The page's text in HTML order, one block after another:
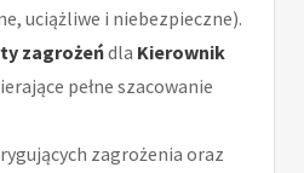
uciążliwe i niebezpieczne).
zagrożeńdla Kierownik
pełne szacowanie
zagrożenia oraz